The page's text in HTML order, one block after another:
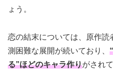
ょう。
恋の結末については、原作
測困難な展開が続いており、
る”ほどのキャラ作りがされ